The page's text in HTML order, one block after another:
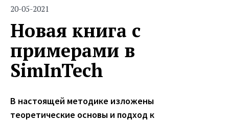
20-05-2021
Новая книга с
примерами в
SimInTech
В настоящей методике изложены
теоретические основы и подход к